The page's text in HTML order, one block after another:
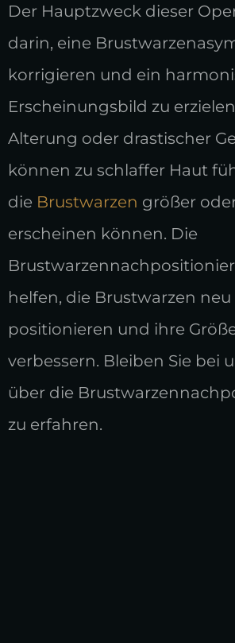
Der Hauptzweck dieser
darin, eine
korrigieren und ein
Erscheinungsbild zu
Alterung oder drastischer
können zu schlaffer Haut
die Brustwarzen größer
erscheinen können. Die
helfen, die Brustwarzen neu
positionieren und ihre
verbessern. Bleiben Sie bei
über die
zu erfahren.